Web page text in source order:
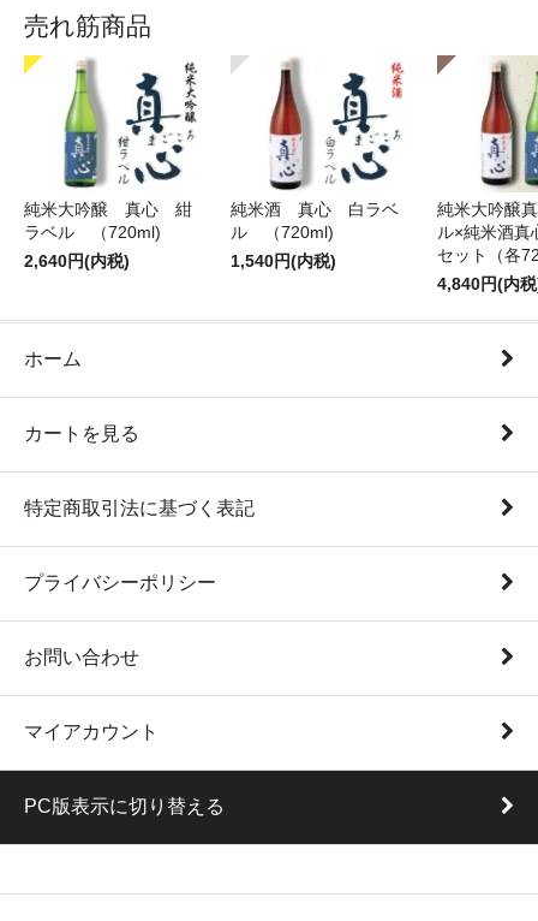
売れ筋商品
純米大吟醸 真心 紺
ラベル （720ml)
2,640円(内税)
純米酒 真心 白ラベ
ル （720ml)
1,540円(内税)
純米大吟醸
ル×純米酒真
セット（各
4,840円(内
ホーム
カートを見る
特定商取引法に基づく表記
プライバシーポリシー
お問い合わせ
マイアカウント
PC版表示に切り替える